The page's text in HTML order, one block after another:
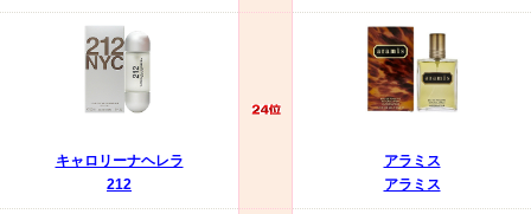
キャロリーナヘレラ
212
アラミス
アラミス